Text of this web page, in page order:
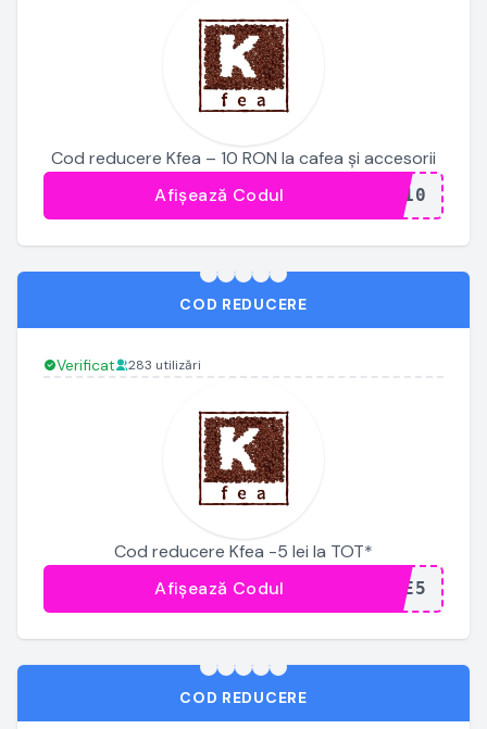
Cod reducere Kfea – 10 RON la cafea și accesorii
...A10
Afișează Codul
COD REDUCERE
Verificat 283 utilizări
Cod reducere Kfea -5 lei la TOT*
...LE5
Afișează Codul
COD REDUCERE